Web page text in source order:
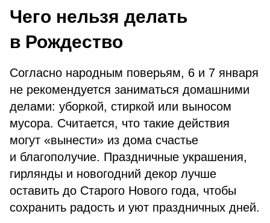
Чего нельзя делать
в Рождество
Согласно народным поверьям, 6 и 7 января
не рекомендуется заниматься домашними
делами: уборкой, стиркой или выносом
мусора. Считается, что такие действия
могут «вынести» из дома счастье
и благополучие. Праздничные украшения,
гирлянды и новогодний декор лучше
оставить до Старого Нового года, чтобы
сохранить радость и уют праздничных дней.